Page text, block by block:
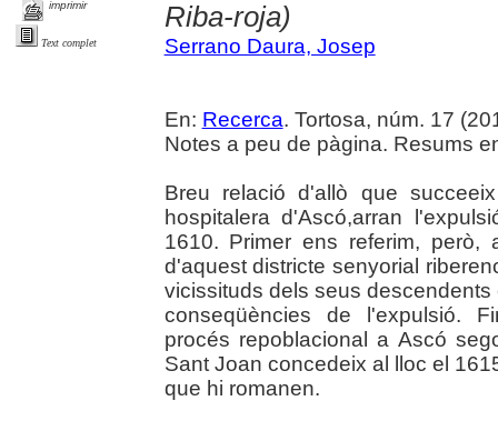
imprimir
Text complet
Riba-roja)
Serrano Daura, Josep
En: Recerca. Tortosa, núm. 17
Notes a peu de pàgina. Resums
Breu relació d'allò que
hospitalera d'Ascó,arran
1610. Primer ens referim,
d'aquest districte senyorial
vicissituds dels seus
conseqüències de l'expulsió.
procés repoblacional a Ascó
Sant Joan concedeix al lloc el
que hi romanen.